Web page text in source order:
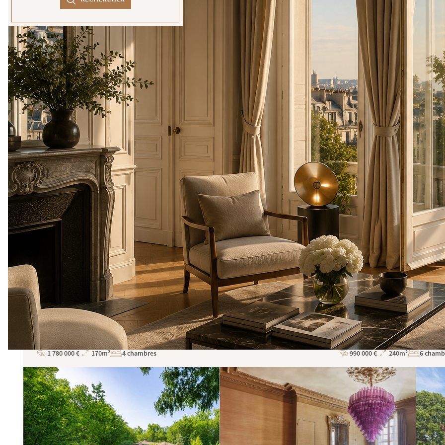
NOS DERNIÈRES
Gassin
Réf : STZ-2216-MR
Prix
1 780 000 €
Superficie
170m² 4 chambres
Urrugne
Réf : STJ-3739-MLT
Prix
990 000 €
Superficie
240m² 6